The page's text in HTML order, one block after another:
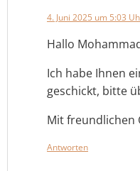
4. Juni 2025 um 5:03
Hallo
Ich habe Ihnen
geschickt, bitte
Mit freundlichen
Antworten